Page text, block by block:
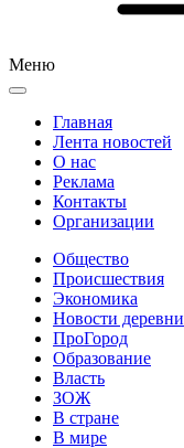
Меню
Главная
Лента новостей
О нас
Реклама
Контакты
Организации
Общество
Происшествия
Экономика
Новости деревни
ПроГород
Образование
Власть
ЗОЖ
В стране
В мире